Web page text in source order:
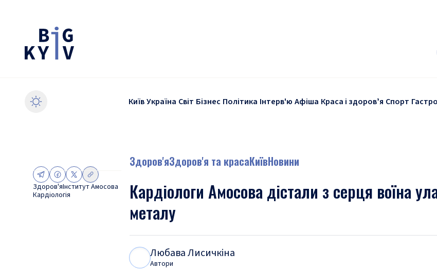
КиївУкраїна Світ Бізнес Політика Інтерв'ю Афіша Краса і здоровʼя Спорт
Здоров'яІнститут Амосова
Кардіологія
Здоров'яЗдоров'я та красаКиївНовини
Кардіологи Амосова дістали з серця воїна
металу
Любава Лисичкіна
Автори